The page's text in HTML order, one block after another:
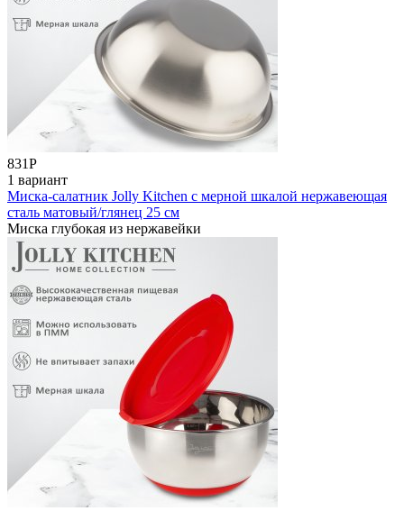
831Р
1 вариант
Миска-салатник Jolly Kitchen c мерной шкалой нержавеющая
сталь матовый/глянец 25 см
Миска глубокая из нержавейки